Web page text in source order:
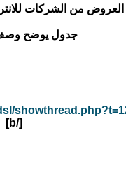
من الشركات
جدول يوضح
[/b]